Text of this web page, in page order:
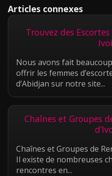
Articles connexes
Trouvez des
Nous avons fait
offrir les femmes
d’Abidjan sur notre site...
Chaînes et Groupes
Chaînes et Groupes de
Il existe de nombreuses
rencontres en...